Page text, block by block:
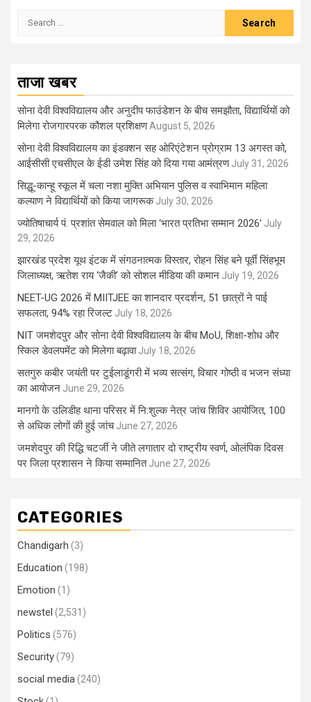
Search
ताजा खबर
सोना देवी विश्वविद्यालय और अनुदीप फाउंडेशन के बीच समझौता, विद्यार्थियों को
मिलेगा रोजगारपरक कौशल प्रशिक्षणAugust 5, 2026
सोना देवी विश्वविद्यालय का इंडक्शन सह ओरिएंटेशन प्रोग्राम 13 अगस्त को,
आईसीसी एचसीएल के ईडी उमेश सिंह को दिया गया आमंत्रण July 31, 2026
सिद्धू-कान्हू स्कूल में चला नशा मुक्ति अभियान पुलिस व स्वाभिमान महिला
कल्याण ने विद्यार्थियों को किया जागरूक July 30, 2026
ज्योतिषाचार्य पं. प्रशांत सेमवाल को मिला ‘भारत प्रतिभा सम्मान 2026’ July
29, 2026
झारखंड प्रदेश यूथ इंटक में संगठनात्मक विस्तार, रोहन सिंह बने पूर्वी सिंहभूम
जिलाध्यक्ष, ऋतेश राय ‘जैकी’ को सोशल मीडिया की कमान July 19, 2026
NEET-UG 2026 में MIITJEE का शानदार प्रदर्शन, 51 छात्रों ने पाई
सफलता, 94% रहा रिजल्ट July 18, 2026
NIT जमशेदपुर और सोना देवी विश्वविद्यालय के बीच MoU, शिक्षा-शोध और
स्किल डेवलपमेंट को मिलेगा बढ़ावा July 18, 2026
सतगुरु कबीर जयंती पर टुईलाडूंगरी में भव्य सत्संग, विचार गोष्ठी व भजन संध्या
का आयोजन June 29, 2026
मानगो के उलिडीह थाना परिसर में नि:शुल्क नेत्र जांच शिविर आयोजित, 100
से अधिक लोगों की हुई जांच June 27, 2026
जमशेदपुर की रिद्धि चटर्जी ने जीते लगातार दो राष्ट्रीय स्वर्ण, ओलंपिक दिवस
पर जिला प्रशासन ने किया सम्मानित June 27, 2026
CATEGORIES
Chandigarh (3)
Education (198)
Emotion (1)
newstel (2,531)
Politics (576)
Security(79)
social media(240)